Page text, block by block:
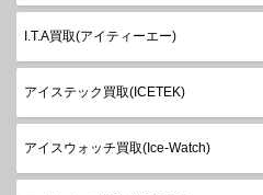
I.T.A買取(アイティーエー)
アイステック買取(ICETEK)
アイスウォッチ買取(Ice-Watch)